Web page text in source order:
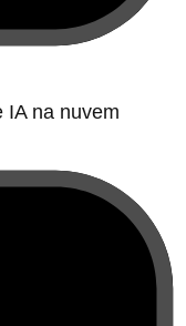
IA na nuvem